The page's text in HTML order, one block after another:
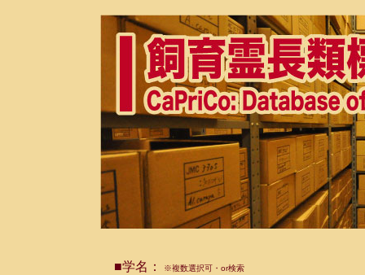
■学名： ※複数選択可・or検索